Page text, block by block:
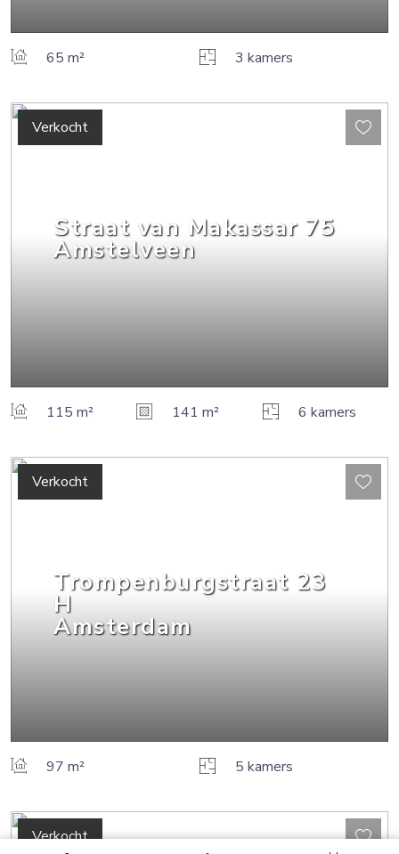
65 m² 3 kamers
Verkocht
Straat van Makassar 75
Amstelveen
115 m² 141 m² 6 kamers
Verkocht
Trompenburgstraat 23
H
Amsterdam
97 m² 5 kamers
Verkocht